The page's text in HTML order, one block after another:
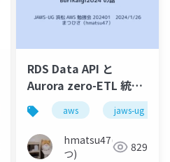
csharp .net node.js
RDS Data API と
Aurora zero-ETL 統合
と BuriKaigi2024 の話
aws jaws-ug
hmatsu47(ま
つ)
829